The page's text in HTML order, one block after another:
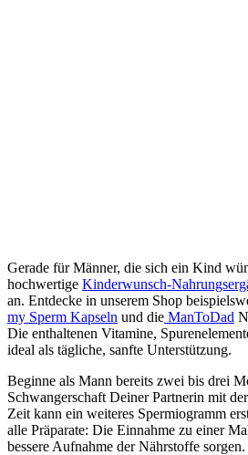
Gerade für Männer, die sich ein Kind
hochwertige Kinderwunsch-
an. Entdecke in unserem Shop
my Sperm Kapseln und die ManToDad
Die enthaltenen Vitamine,
ideal als tägliche, sanfte Unterstützung.
Beginne als Mann bereits zwei bis drei
Schwangerschaft Deiner Partnerin mit
Zeit kann ein weiteres Spermiogramm
alle Präparate: Die Einnahme zu einer
bessere Aufnahme der Nährstoffe sorgen.